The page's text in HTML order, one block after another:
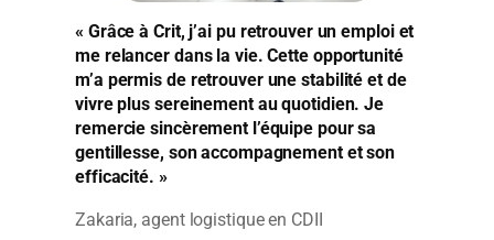
« Grâce à Crit, j’ai pu retrouver un emploi et
me relancer dans la vie. Cette opportunité
m’a permis de retrouver une stabilité et de
vivre plus sereinement au quotidien. Je
remercie sincèrement l’équipe pour sa
gentillesse, son accompagnement et son
efficacité. »
Zakaria, agent logistique en CDII